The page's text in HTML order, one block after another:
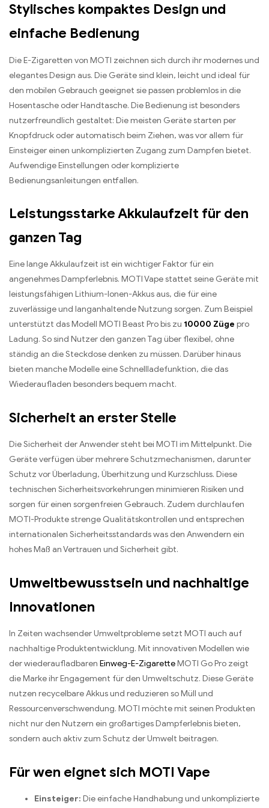
Stylisches kompaktes Design und
einfache Bedienung
Die E-Zigaretten von MOTI zeichnen sich durch ihr modernes und
elegantes Design aus. Die Geräte sind klein, leicht und ideal für
den mobilen Gebrauch geeignet sie passen problemlos in die
Hosentasche oder Handtasche. Die Bedienung ist besonders
nutzerfreundlich gestaltet: Die meisten Geräte starten per
Knopfdruck oder automatisch beim Ziehen, was vor allem für
Einsteiger einen unkomplizierten Zugang zum Dampfen bietet.
Aufwendige Einstellungen oder komplizierte
Bedienungsanleitungen entfallen.
Leistungsstarke Akkulaufzeit für den
ganzen Tag
Eine lange Akkulaufzeit ist ein wichtiger Faktor für ein
angenehmes Dampferlebnis. MOTI Vape stattet seine Geräte mit
leistungsfähigen Lithium-Ionen-Akkus aus, die für eine
zuverlässige und langanhaltende Nutzung sorgen. Zum Beispiel
unterstützt das Modell MOTI Beast Pro bis zu 10000 Züge pro
Ladung. So sind Nutzer den ganzen Tag über flexibel, ohne
ständig an die Steckdose denken zu müssen. Darüber hinaus
bieten manche Modelle eine Schnellladefunktion, die das
Wiederaufladen besonders bequem macht.
Sicherheit an erster Stelle
Die Sicherheit der Anwender steht bei MOTI im Mittelpunkt. Die
Geräte verfügen über mehrere Schutzmechanismen, darunter
Schutz vor Überladung, Überhitzung und Kurzschluss. Diese
technischen Sicherheitsvorkehrungen minimieren Risiken und
sorgen für einen sorgenfreien Gebrauch. Zudem durchlaufen
MOTI-Produkte strenge Qualitätskontrollen und entsprechen
internationalen Sicherheitsstandards was den Anwendern ein
hohes Maß an Vertrauen und Sicherheit gibt.
Umweltbewusstsein und nachhaltige
Innovationen
In Zeiten wachsender Umweltprobleme setzt MOTI auch auf
nachhaltige Produktentwicklung. Mit innovativen Modellen wie
der wiederaufladbaren Einweg-E-ZigaretteMOTI Go Pro zeigt
die Marke ihr Engagement für den Umweltschutz. Diese Geräte
nutzen recycelbare Akkus und reduzieren so Müll und
Ressourcenverschwendung. MOTI möchte mit seinen Produkten
nicht nur den Nutzern ein großartiges Dampferlebnis bieten,
sondern auch aktiv zum Schutz der Umwelt beitragen.
Für wen eignet sich MOTI Vape
Einsteiger: Die einfache Handhabung und unkomplizierte